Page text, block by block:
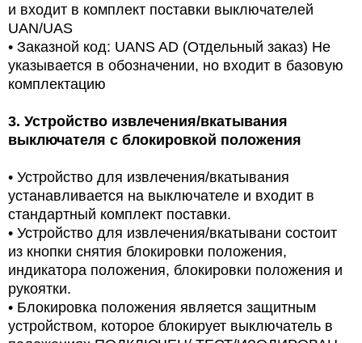
и входит в комплект поставки выключателей
UAN/UAS
• Заказной код: UANS AD (Отдельный заказ) Не
указывается в обозначении, но входит в базовую
комплектацию
3. Устройство извлечения/вкатывания
выключателя с блокировкой положения
• Устройство для извлечения/вкатывания
устанавливается на выключателе и входит в
стандартный комплект поставки.
• Устройство для извлечения/вкатывани состоит
из кнопки снятия блокировки положения,
индикатора положения, блокировки положения и
рукоятки.
• Блокировка положения является защитным
устройством, которое блокирует выключатель в